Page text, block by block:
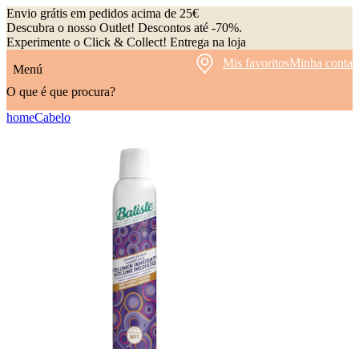
Envio grátis em pedidos acima de 25€
Descubra o nosso Outlet! Descontos até -70%.
Experimente o Click & Collect! Entrega na loja
Menú
Mis favoritosMinha conta
O que é que procura?
homeCabelo